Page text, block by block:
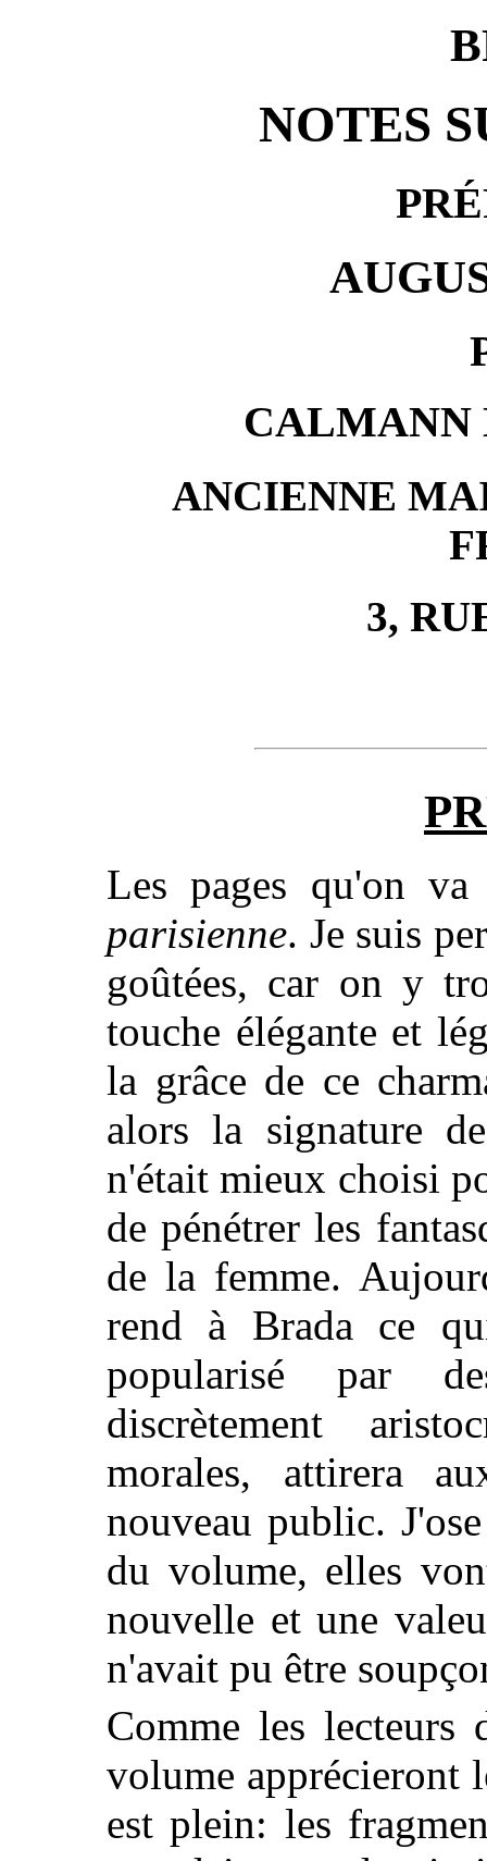
NOTES
CALMANN
ANCIENNE
3,
Les pages qu'on
parisienne. Je suis
goûtées, car on y
touche élégante et
la grâce de ce
alors la signature
n'était mieux choisi
de pénétrer les
de la femme.
rend à Brada ce
popularisé par
discrètement
morales, attirera
nouveau public.
du volume, elles
nouvelle et une
n'avait pu être
Comme les lecteurs
volume apprécieront
est plein: les